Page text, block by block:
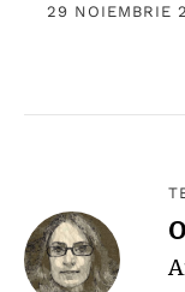
29 NOIEMBRIE